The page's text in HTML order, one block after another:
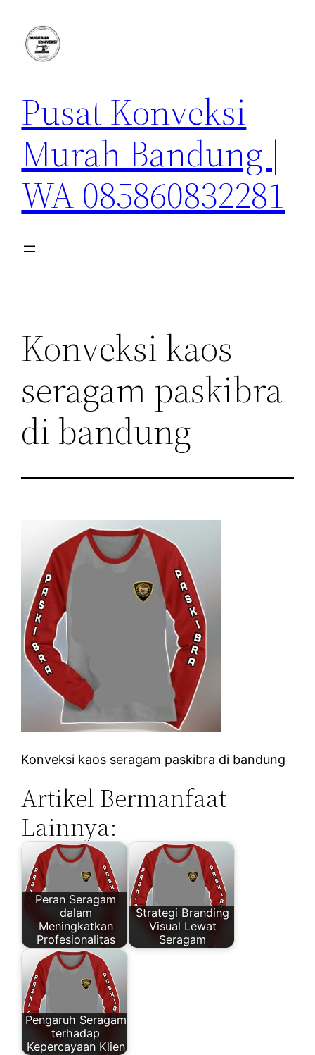
konten
Pusat Konveksi
Murah Bandung |
WA 085860832281
Konveksi kaos
seragam paskibra
di bandung
Konveksi kaos seragam paskibra di bandung
Artikel Bermanfaat
Lainnya:
Peran Seragam
dalam
Meningkatkan
Profesionalitas
Strategi Branding
Visual Lewat
Seragam
Pengaruh Seragam
terhadap
Kepercayaan Klien